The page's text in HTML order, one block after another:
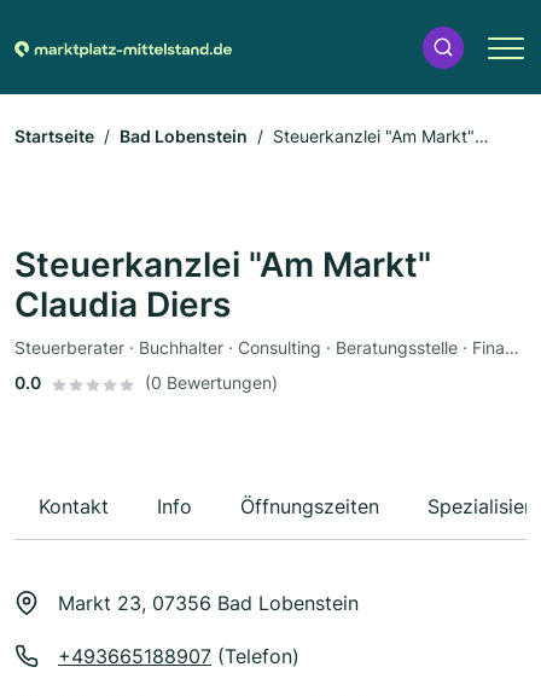
Startseite Bad Lobenstein
Steuerkanzlei "Am Markt"
Steuerkanzlei "Am Markt"
Claudia Diers
Steuerberater · Buchhalter · Consulting · Beratungsstelle · Finanzberatung
0.0
(0 Bewertungen)
Kontakt Info Öffnungszeiten
Markt 23, 07356 Bad Lobenstein
+493665188907 (Telefon)